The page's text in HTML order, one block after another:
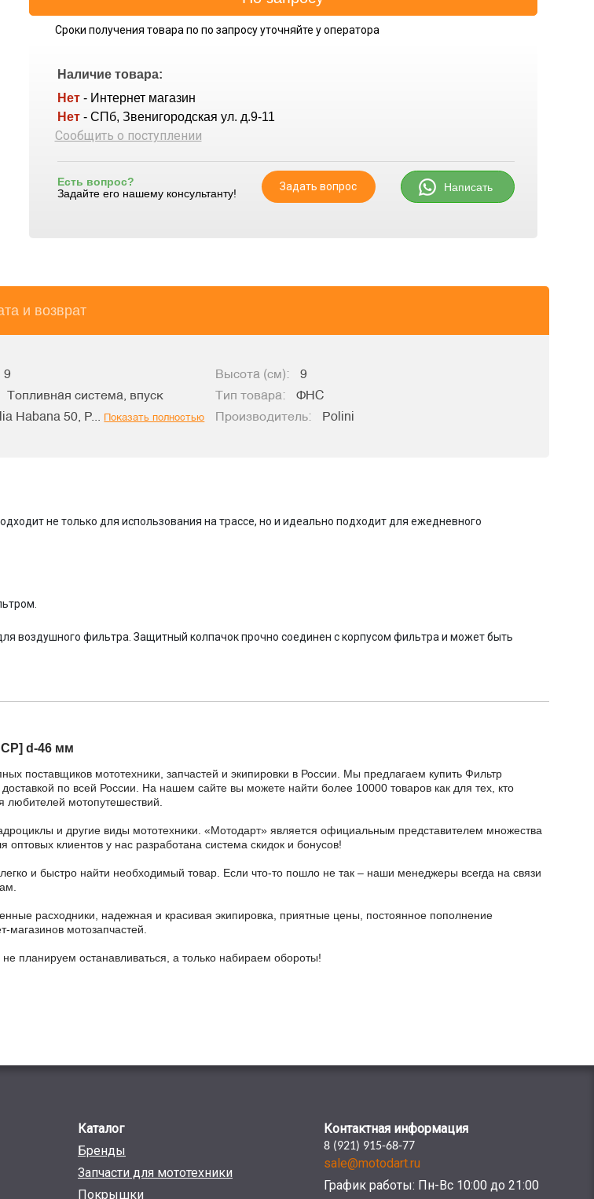
Сроки получения товара по по запросу уточняйте у оператора
Наличие товара:
Нет - Интернет магазин
Нет - СПб, Звенигородская ул. д.9-11
Сообщить о поступлении
Есть вопрос?
Задайте его нашему консультанту!
Задать вопрос Написать
и возврат
9 Высота (см):
9
Топливная система, впуск Тип товара:
ФНС
Habana 50, P... Показать полностью Производитель: Polini
не только для использования на трассе, но и идеально подходит для ежедневного
воздушного фильтра. Защитный колпачок прочно соединен с корпусом фильтра и может быть
d-46 мм
поставщиков мототехники, запчастей и экипировки в России. Мы предлагаем купить Фильтр
по всей России. На нашем сайте вы можете найти более 10000 товаров как для тех, кто
любителей мотопутешествий.
и другие виды мототехники. «Мотодарт» является официальным представителем множества
клиентов у нас разработана система скидок и бонусов!
и быстро найти необходимый товар. Если что-то пошло не так – наши менеджеры всегда на связи
расходники, надежная и красивая экипировка, приятные цены, постоянное пополнение
магазинов мотозапчастей.
планируем останавливаться, а только набираем обороты!
Каталог
Бренды
Запчасти для мототехники
Покрышки
Контактная информация
8 (921) 915-68-77
sale@motodart.ru
График работы: Пн-Вс 10:00 до 21:00